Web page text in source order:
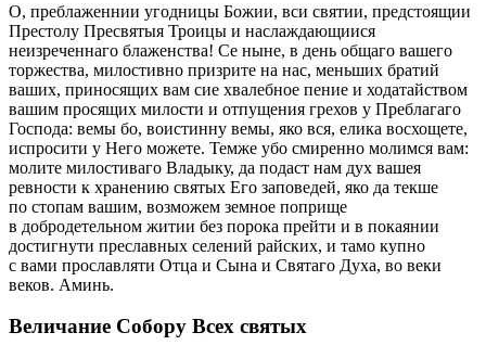
О, преблаженнии угодницы Божии, вси святии, предстоящии
Престолу Пресвятыя Троицы и наслаждающиися
неизреченнаго блаженства! Се ныне, в день общаго вашего
торжества, милостивно призрите на нас, меньших братий
ваших, приносящих вам сие хвалебное пение и ходатайством
вашим просящих милости и отпущения грехов у Преблагаго
Господа: вемы бо, воистинну вемы, яко вся, елика восхощете,
испросити у Него можете. Темже убо смиренно молимся вам:
молите милостиваго Владыку, да подаст нам дух вашея
ревности к хранению святых Его заповедей, яко да текше
по стопам вашим, возможем земное поприще
в добродетельном житии без порока прейти и в покаянии
достигнути преславных селений райских, и тамо купно
с вами прославляти Отца и Сына и Святаго Духа, во веки
веков. Аминь.
Величание Собору Всех святых